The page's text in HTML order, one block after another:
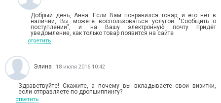
Добрый день, Анна. Если Вам понравился товар, и его нет в
наличии, Вы можете воспользоваться услугой "Сообщить о
поступлении", и на Вашу электронную почту придёт
уведомление, как только товар появится на сайте
ответить
Элина 18 июля 2016 10:42
Здравствуйте! Скажите, а почему вы вкладываете свои визитки,
если отправляете по дропшиппингу?
ответить